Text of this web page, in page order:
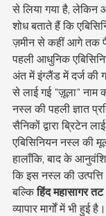
से लिया गया है, लेकिन
शोध बताते हैं कि
ज़मीन से कहीं आगे तक
पहली आधुनिक
अंत में इंग्लैंड में दर्ज की
से लाई गई "ज़ूला" नाम
नस्ल की पहली ज्ञात
सैनिकों द्वारा ब्रिटेन
एबिसिनियन नस्ल की
हालाँकि, बाद के
कि इस नस्ल की
बल्कि हिंद महासागर तट
व्यापार मार्गों में भी हुई है।